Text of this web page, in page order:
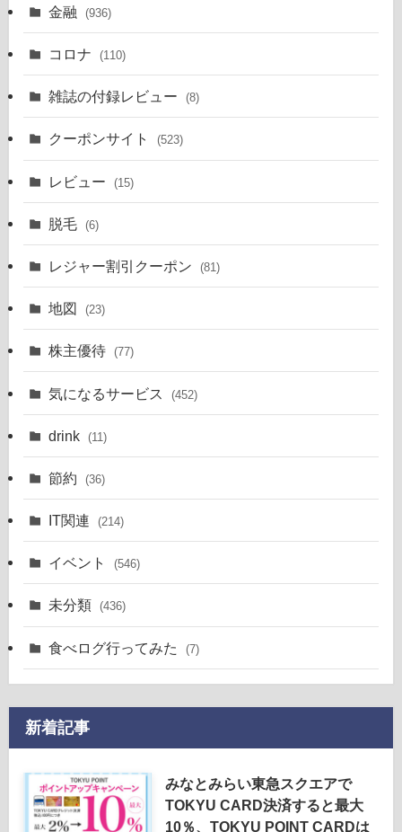
金融 (936)
コロナ (110)
雑誌の付録レビュー (8)
クーポンサイト (523)
レビュー (15)
脱毛 (6)
レジャー割引クーポン (81)
地図 (23)
株主優待 (77)
気になるサービス (452)
drink (11)
節約 (36)
IT関連 (214)
イベント (546)
未分類 (436)
食べログ行ってみた (7)
新着記事
みなとみらい東急スクエアで
TOKYU CARD決済すると最大
10％、TOKYU POINT CARDは